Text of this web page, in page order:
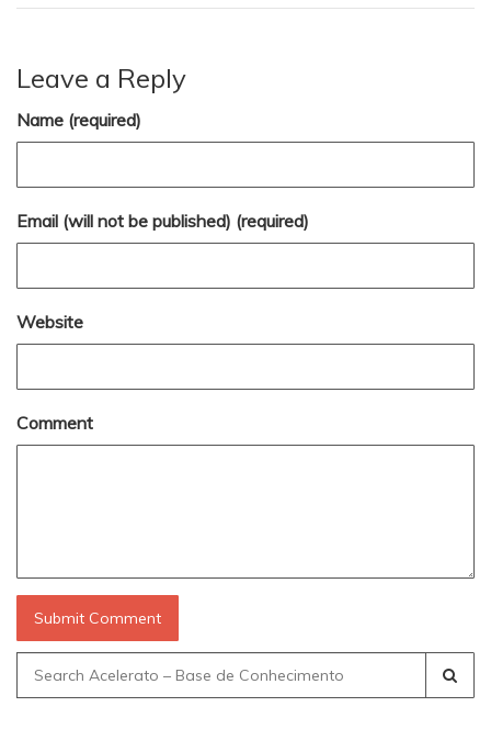
Leave a Reply
Name (required)
Email (will not be published) (required)
Website
Comment
Search
for: